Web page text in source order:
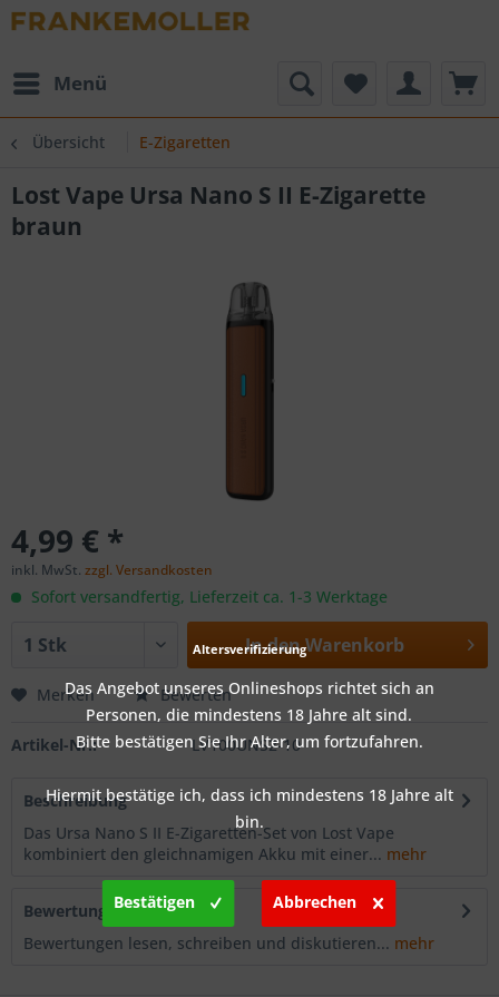
Menü
Übersicht E-Zigaretten
Lost Vape Ursa Nano S II E-Zigarette
braun
4,99 € *
inkl. MwSt. zzgl. Versandkosten
Sofort versandfertig, Lieferzeit ca. 1-3 Werktage
In denWarenkorb
Merken Bewerten
Artikel-Nr.: LV100UNS2-10
Beschreibung
Das Ursa Nano S II E-Zigaretten-Set von Lost Vape
kombiniert den gleichnamigen Akku mit einer... mehr
Bewertungen
0
Bewertungen lesen, schreiben und diskutieren... mehr
Altersverifizierung
Das Angebot unseres Onlineshops richtet sich an
Personen, die mindestens 18 Jahre alt sind.
Bitte bestätigen Sie Ihr Alter, um fortzufahren.
Hiermit bestätige ich, dass ich mindestens 18 Jahre alt
bin.
Bestätigen Abbrechen